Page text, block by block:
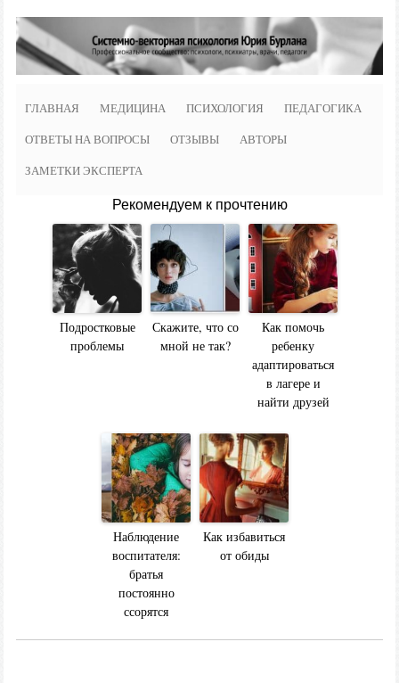
ГЛАВНАЯ МЕДИЦИНА ПСИХОЛОГИЯ ПЕДАГОГИКА
ОТВЕТЫ НА ВОПРОСЫ ОТЗЫВЫ АВТОРЫ
ЗАМЕТКИ ЭКСПЕРТА
Рекомендуем к прочтению
Подростковые
проблемы
Скажите, что со
мной не так?
Как помочь
ребенку
адаптироваться
в лагере и
найти друзей
Наблюдение
воспитателя:
братья
постоянно
ссорятся
Как избавиться
от обиды